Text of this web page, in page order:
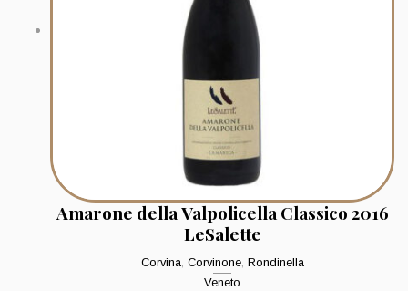
Amarone della Valpolicella Classico 2016
LeSalette
Corvina, Corvinone, Rondinella
Veneto